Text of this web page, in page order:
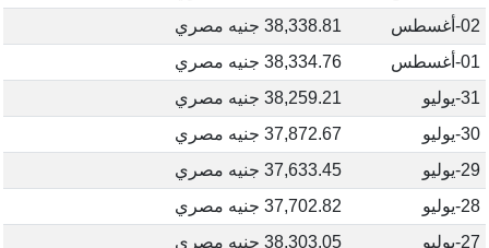
02-أغسطس
38,338.81 جنيه مصري
01-أغسطس
38,334.76 جنيه مصري
31-يوليو
38,259.21 جنيه مصري
30-يوليو
37,872.67 جنيه مصري
29-يوليو
37,633.45 جنيه مصري
28-يوليو
37,702.82 جنيه مصري
27-يوليو
38,303.05 جنيه مصري